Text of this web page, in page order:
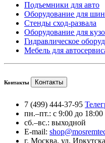
Подъемники для авто
Оборудование для
Стенды сход-развала
Оборудование для
Гидравлическое
Мебель для
Контакты Контакты
7 (499) 444-37-95
пн.–пт.: с 9:00 до 18:00
сб.–вс.: выходной
E-mail:
г. Москва, ул.